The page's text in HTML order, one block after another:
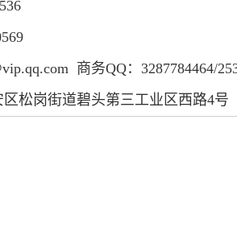
商务QQ：3287784464/
松岗街道碧头第三工业区西路4号